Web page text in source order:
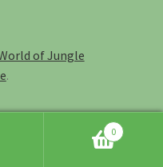
of Jungle
.
0